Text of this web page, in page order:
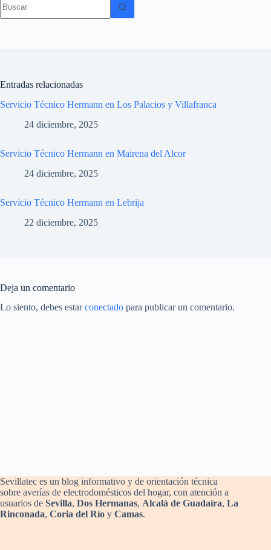
resultados
Entradas relacionadas
Servicio Técnico Hermann en Los Palacios y Villafranca
24 diciembre, 2025
Servicio Técnico Hermann en Mairena del Alcor
24 diciembre, 2025
Servicio Técnico Hermann en Lebrija
22 diciembre, 2025
Deja un comentario
Lo siento, debes estarconectado para publicar un comentario.
Sevillatec es un blog informativo y de orientación técnica
sobre averías de electrodomésticos del hogar, con atención a
usuarios de Sevilla, Dos Hermanas, Alcalá de Guadaíra, La
Rinconada, Coria del Río y Camas.